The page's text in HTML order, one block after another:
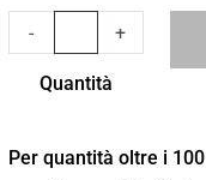
- +
Quantità
Per quantità oltre i